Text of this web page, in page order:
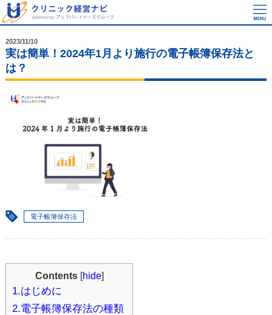
2023/11/10
実は簡単！2024年1月より施行の電子帳簿保存法と
は？
電子帳簿保存法
Contents [hide]
1.はじめに
2.電子帳簿保存法の種類